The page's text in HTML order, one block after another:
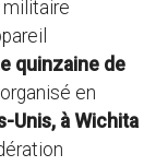
quinzaine de
en
Unis, à Wichita